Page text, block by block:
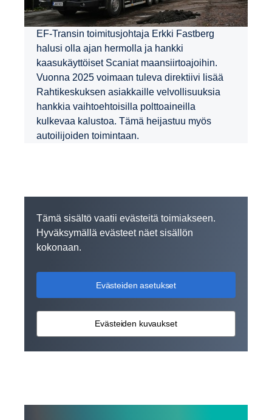
EF-Transin toimitusjohtaja Erkki Fastberg
halusi olla ajan hermolla ja hankki
kaasukäyttöiset Scaniat maansiirtoajoihin.
Vuonna 2025 voimaan tuleva direktiivi lisää
Rahtikeskuksen asiakkaille velvollisuuksia
hankkia vaihtoehtoisilla polttoaineilla
kulkevaa kalustoa. Tämä heijastuu myös
autoilijoiden toimintaan.
Tämä sisältö vaatii evästeitä toimiakseen.
Hyväksymällä evästeet näet sisällön
kokonaan.
Evästeiden asetukset
Evästeiden kuvaukset